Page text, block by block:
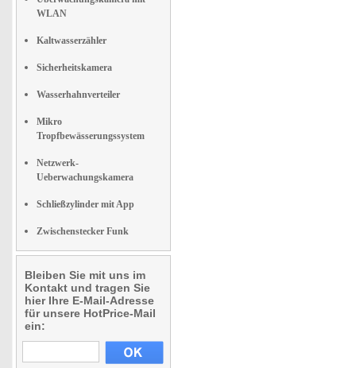
WLAN
Kaltwasserzähler
Sicherheitskamera
Wasserhahnverteiler
Mikro
Tropfbewässerungssystem
Netzwerk-
Ueberwachungskamera
Schließzylinder mit App
Zwischenstecker Funk
Bleiben Sie mit uns im
Kontakt und tragen Sie
hier Ihre E-Mail-Adresse
für unsere HotPrice-Mail
ein: